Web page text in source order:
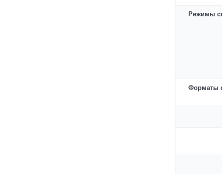
Режимы
Форматы